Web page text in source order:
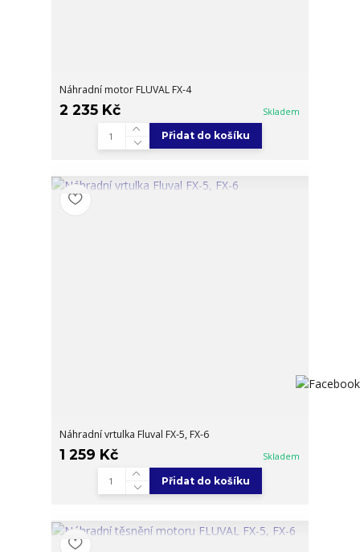
Náhradní motor FLUVAL FX-4
2 235 Kč Skladem
Přidat do košíku
Náhradní vrtulka Fluval FX-5, FX-6
1 259 Kč Skladem
Přidat do košíku